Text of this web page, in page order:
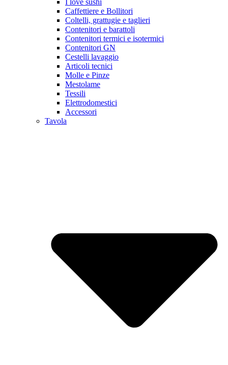
Caffettiere e Bollitori
Coltelli, grattugie e taglieri
Contenitori e barattoli
Contenitori termici e isotermici
Contenitori GN
Cestelli lavaggio
Articoli tecnici
Molle e Pinze
Mestolame
Tessili
Elettrodomestici
Accessori
Tavola